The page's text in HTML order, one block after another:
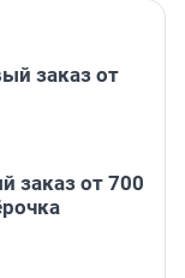
заказ от
заказ от 700